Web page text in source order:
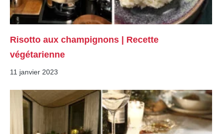
Risotto aux champignons | Recette
végétarienne
11 janvier 2023